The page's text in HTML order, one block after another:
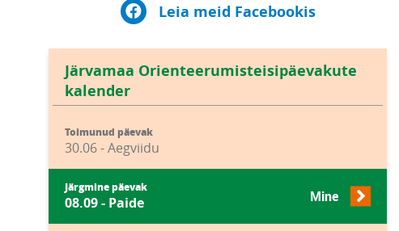
Leia meid Facebookis
Järvamaa Orienteerumisteisipäevakute
kalender
Toimunud päevak
30.06 - Aegviidu
Järgmine päevak
08.09 - Paide Mine